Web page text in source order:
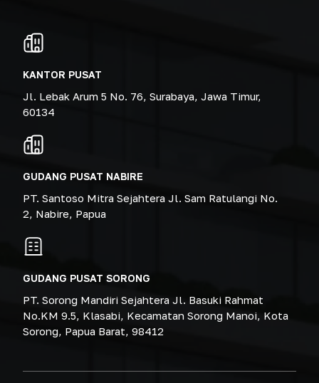
KANTOR PUSAT
Jl. Lebak Arum 5 No. 76, Surabaya, Jawa Timur,
60134
GUDANG PUSAT NABIRE
PT. Santoso Mitra Sejahtera Jl. Sam Ratulangi No.
2, Nabire, Papua
GUDANG PUSAT SORONG
PT. Sorong Mandiri Sejahtera Jl. Basuki Rahmat
No.KM 9.5, Klasabi, Kecamatan Sorong Manoi, Kota
Sorong, Papua Barat, 98412